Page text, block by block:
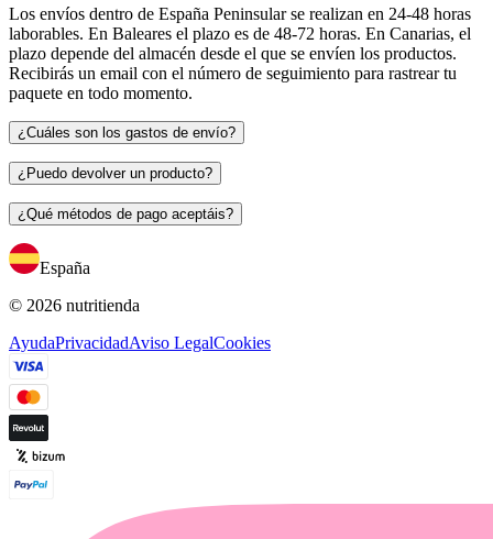
Los envíos dentro de España Peninsular se realizan en 24-48 horas
laborables. En Baleares el plazo es de 48-72 horas. En Canarias, el
plazo depende del almacén desde el que se envíen los productos.
Recibirás un email con el número de seguimiento para rastrear tu
paquete en todo momento.
¿Cuáles son los gastos de envío?
¿Puedo devolver un producto?
¿Qué métodos de pago aceptáis?
España
© 2026 nutritienda
AyudaPrivacidadAviso LegalCookies